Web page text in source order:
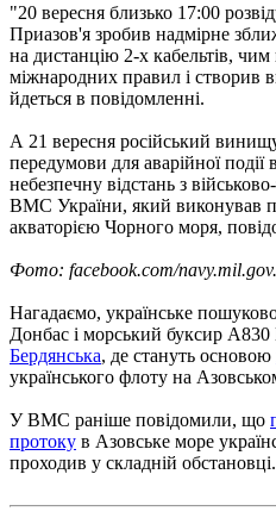
"20 вересня близько 17:00
Приазов'я зробив надмірне
на дистанцію 2-х кабельтів,
міжнародних правил і створив
йдеться в повідомленні.
А 21 вересня російський
передумови для аварійної події
небезпечну відстань з
ВМС України, який виконував
акваторією Чорного моря,
Фото: facebook.com/
Нагадаємо, українське
Донбас і морський буксир A830
Бердянська, де стануть основою
українського флоту на
У ВМС раніше повідомили, що
протоку в Азовське море
проходив у складній обстановці.